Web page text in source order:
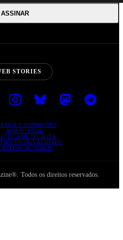
ASSINAR
STORIES
E CONDIÇÕES
AVISO LEGAL
DE COOKIES
DE PRIVACIDADE
AUTORAIS
Todos os direitos reservados.